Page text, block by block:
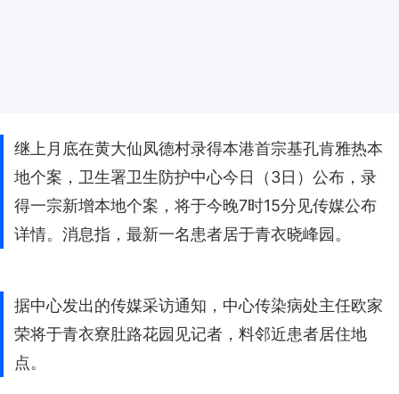
继上月底在黄大仙凤德村录得本港首宗基孔肯雅热本
地个案，卫生署卫生防护中心今日（3日）公布，录
得一宗新增本地个案，将于今晚7时15分见传媒公布
详情。消息指，最新一名患者居于青衣晓峰园。
据中心发出的传媒采访通知，中心传染病处主任欧家
荣将于青衣寮肚路花园见记者，料邻近患者居住地
点。